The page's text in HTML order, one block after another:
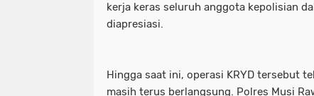
kerja keras seluruh anggota kepolisian
diapresiasi.
Hingga saat ini, operasi KRYD tersebut
masih terus berlangsung. Polres Musi